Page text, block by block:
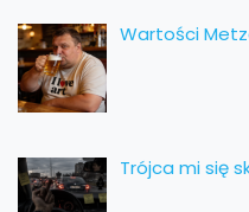
Wartości
Trójca mi się